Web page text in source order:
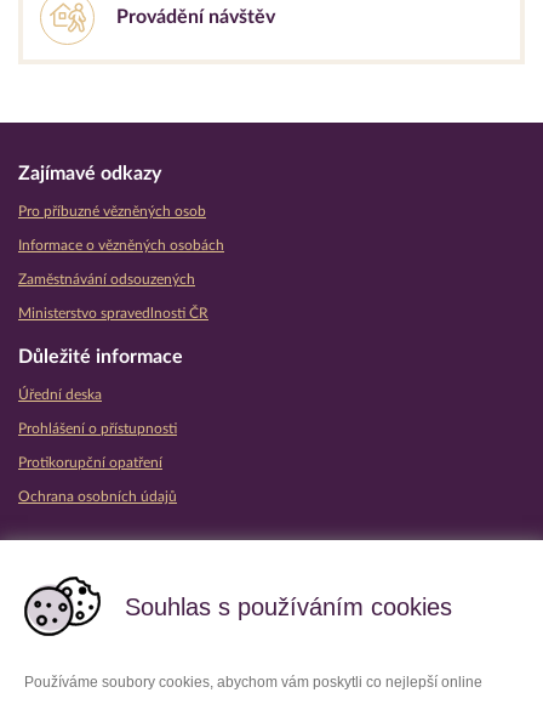
Souhlas s používáním cookies
Používáme soubory cookies, abychom vám poskytli co nejlepší online
Provádění návštěv
Zajímavé odkazy
Pro příbuzné vězněných osob
Informace o vězněných osobách
Zaměstnávání odsouzených
Ministerstvo spravedlnosti ČR
Důležité informace
Úřední deska
Prohlášení o přístupnosti
Protikorupční opatření
Ochrana osobních údajů